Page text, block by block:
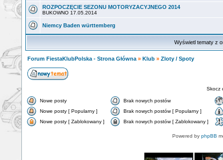
ROZPOCZĘCIE SEZONU MOTORYZACYJNEGO 2014
BUKOWNO 17.05.2014
Niemcy Baden württemberg
Wyświetl tematy z
Forum FiestaKlubPolska - Strona Główna » Klub » Zloty / Spoty
Skocz
Nowe posty
Brak nowych postów
Nowe posty [ Popularny ]
Brak nowych postów [ Popularny ]
Nowe posty [ Zablokowany ]
Brak nowych postów [ Zablokowany ]
Powered by phpBB